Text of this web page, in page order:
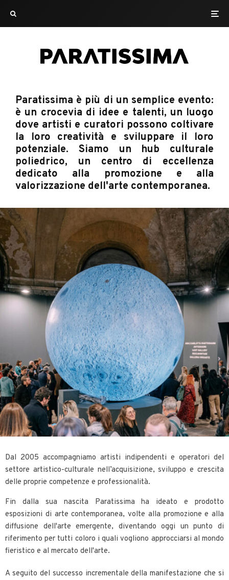
Paratissima è più di un semplice evento:
è un crocevia di idee e talenti, un luogo
dove artisti e curatori possono coltivare
la loro creatività e sviluppare il loro
potenziale. Siamo un hub culturale
poliedrico, un centro di eccellenza
dedicato alla promozione e alla
valorizzazione dell'arte contemporanea.
Dal 2005 accompagniamo artisti indipendenti e operatori del
settore artistico-culturale nell’acquisizione, sviluppo e crescita
delle proprie competenze e professionalità.
Fin dalla sua nascita Paratissima ha ideato e prodotto
esposizioni di arte contemporanea, volte alla promozione e alla
diffusione dell'arte emergente, diventando oggi un punto di
riferimento per tutti coloro i quali vogliono approcciarsi al mondo
fieristico e al mercato dell'arte.
A seguito del successo incrementale della manifestazione che si